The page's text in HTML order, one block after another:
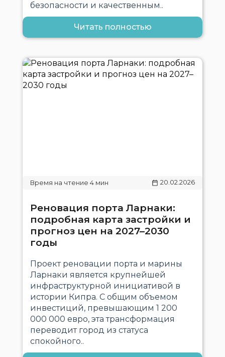
безопасности и качественным..
Читать полностью
20.02.2026
Реновация порта Ларнаки:
подробная карта застройки и
прогноз цен на 2027–2030
годы
Проект реновации порта и марины
Ларнаки является крупнейшей
инфраструктурной инициативой в
истории Кипра. С общим объемом
инвестиций, превышающим 1 200
000 000 евро, эта трансформация
переводит город из статуса
спокойного..